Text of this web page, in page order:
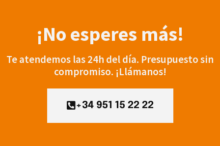
¡No esperes más!
Te atendemos las 24h del día. Presupuesto sin
compromiso. ¡Llámanos!
+34 951 15 22 22